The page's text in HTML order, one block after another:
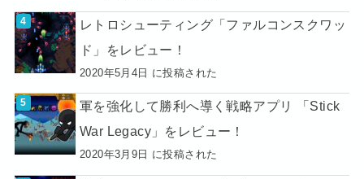
レトロシューティング「ファルコンスクワッ
ド」をレビュー！
2020年5月4日 に投稿された
軍を強化して勝利へ導く戦略アプリ 「Stick
War Legacy」をレビュー！
2020年3月9日 に投稿された